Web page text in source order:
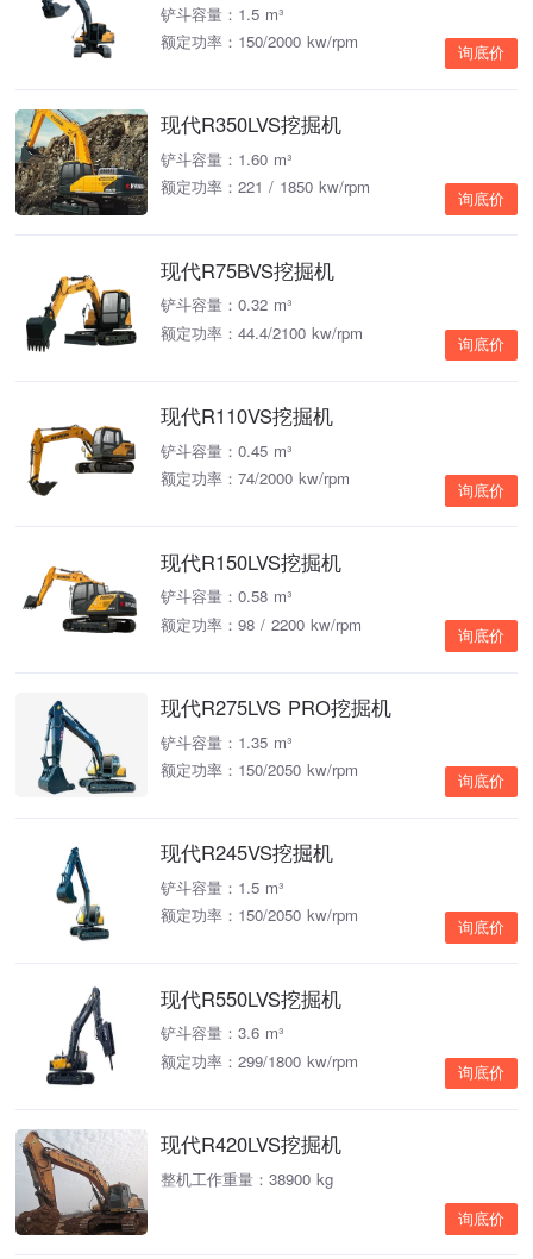
铲斗容量：1.5 m³
额定功率：150/2000 kw/rpm
询底价
现代R350LVS挖掘机
铲斗容量：1.60 m³
额定功率：221 / 1850 kw/rpm
询底价
现代R75BVS挖掘机
铲斗容量：0.32 m³
额定功率：44.4/2100 kw/rpm
询底价
现代R110VS挖掘机
铲斗容量：0.45 m³
额定功率：74/2000 kw/rpm
询底价
现代R150LVS挖掘机
铲斗容量：0.58 m³
额定功率：98 / 2200 kw/rpm
询底价
现代R275LVS PRO挖掘机
铲斗容量：1.35 m³
额定功率：150/2050 kw/rpm
询底价
现代R245VS挖掘机
铲斗容量：1.5 m³
额定功率：150/2050 kw/rpm
询底价
现代R550LVS挖掘机
铲斗容量：3.6 m³
额定功率：299/1800 kw/rpm
询底价
现代R420LVS挖掘机
整机工作重量：38900 kg
询底价